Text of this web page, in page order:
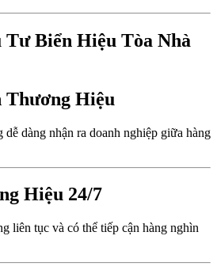
Biển Hiệu Tòa Nhà
Thương Hiệu
dàng nhận ra doanh nghiệp giữa hàng
Hiệu 24/7
liên tục và có thể tiếp cận hàng nghìn